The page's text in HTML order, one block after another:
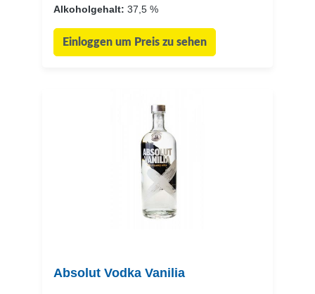
Alkoholgehalt: 37,5 %
Einloggen um Preis zu sehen
Absolut Vodka Vanilia